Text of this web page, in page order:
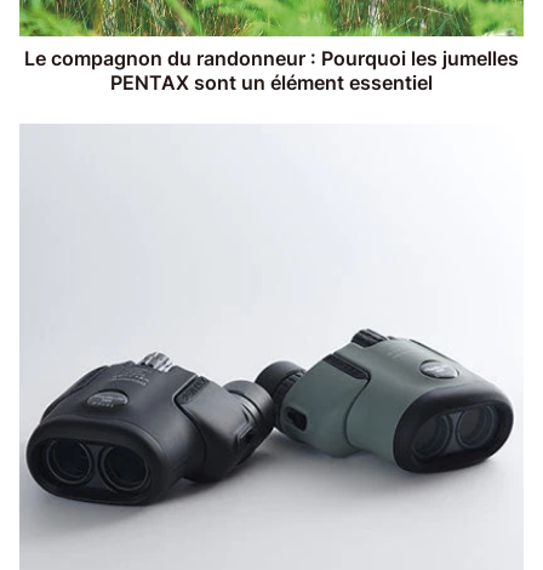
Le compagnon du randonneur : Pourquoi les jumelles
PENTAX sont un élément essentiel